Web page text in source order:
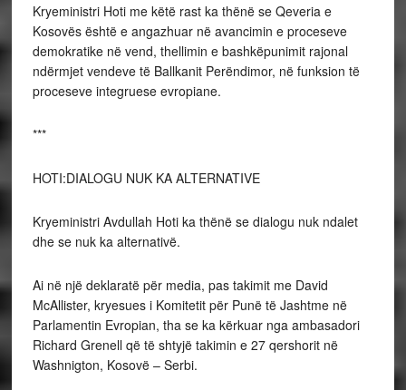
Kryeministri Hoti me këtë rast ka thënë se Qeveria e
Kosovës është e angazhuar në avancimin e proceseve
demokratike në vend, thellimin e bashkëpunimit rajonal
ndërmjet vendeve të Ballkanit Perëndimor, në funksion të
proceseve integruese evropiane.
***
HOTI:DIALOGU NUK KA ALTERNATIVE
Kryeministri Avdullah Hoti ka thënë se dialogu nuk ndalet
dhe se nuk ka alternativë.
Ai në një deklaratë për media, pas takimit me David
McAllister, kryesues i Komitetit për Punë të Jashtme në
Parlamentin Evropian, tha se ka kërkuar nga ambasadori
Richard Grenell që të shtyjë takimin e 27 qershorit në
Washnigton, Kosovë – Serbi.